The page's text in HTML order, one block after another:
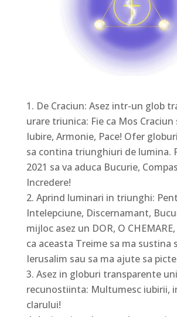
De Craciun: Asez intr-un glob
urare triunica: Fie ca Mos
Iubire, Armonie, Pace! Ofer
sa contina triunghiuri de lumina.
2021 sa va aduca Bucurie,
Incredere!
Aprind luminari in triunghi:
Intelepciune, Discernamant,
mijloc asez un DOR, O
ca aceasta Treime sa ma sustina
Ierusalim sau sa ma ajute sa
Asez in globuri transparente
recunostiinta: Multumesc iubirii,
clarului!